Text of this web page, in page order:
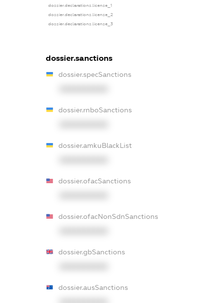
dossier.declarations.license_1
dossier.declarations.license_2
dossier.declarations.license_3
dossier.sanctions
dossier.specSanctions
dossier.rnboSanctions
dossier.amkuBlackList
dossier.ofacSanctions
dossier.ofacNonSdnSanctions
dossier.gbSanctions
dossier.ausSanctions